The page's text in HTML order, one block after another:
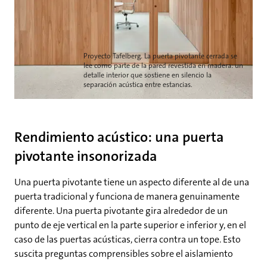
Proyecto Tafelberg. La puerta pivotante cerrada se
lee como parte de la pared revestida en madera: un
detalle interior que sostiene en silencio la
separación acústica entre estancias.
Rendimiento acústico: una puerta
pivotante insonorizada
Una puerta pivotante tiene un aspecto diferente al de una
puerta tradicional y funciona de manera genuinamente
diferente. Una puerta pivotante gira alrededor de un
punto de eje vertical en la parte superior e inferior y, en el
caso de las puertas acústicas, cierra contra un tope. Esto
suscita preguntas comprensibles sobre el aislamiento